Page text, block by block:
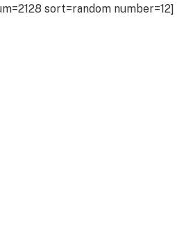
sort=random number=12]